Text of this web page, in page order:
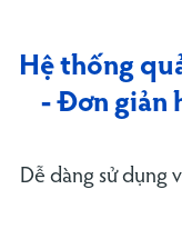
Hệ thống
-Đơn giản
Dễ dàng sử dụng